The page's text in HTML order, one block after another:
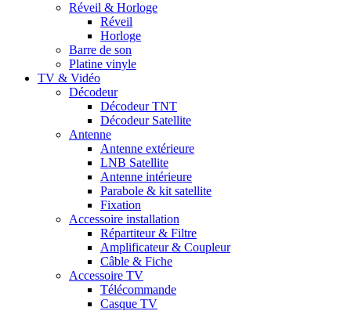
Réveil & Horloge
Réveil
Horloge
Barre de son
Platine vinyle
TV & Vidéo
Décodeur
Décodeur TNT
Décodeur Satellite
Antenne
Antenne extérieure
LNB Satellite
Antenne intérieure
Parabole & kit satellite
Fixation
Accessoire installation
Répartiteur & Filtre
Amplificateur & Coupleur
Câble & Fiche
Accessoire TV
Télécommande
Casque TV